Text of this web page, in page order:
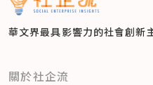
華文界最具影響力的社會創新
關於社企流